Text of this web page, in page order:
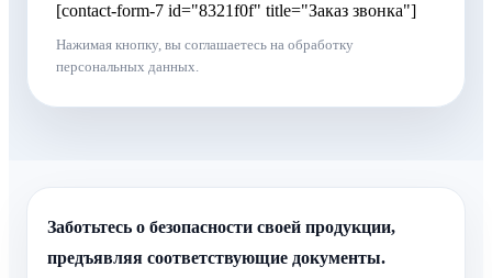
[contact-form-7 id="8321f0f" title="Заказ звонка"]
Нажимая кнопку, вы соглашаетесь на обработку
персональных данных.
Заботьтесь о безопасности своей продукции,
предъявляя соответствующие документы.